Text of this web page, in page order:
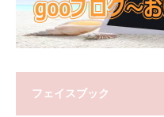
フェイスブック